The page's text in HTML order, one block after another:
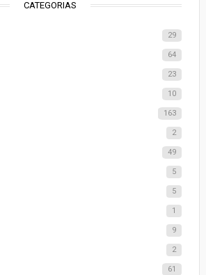
CATEGORIAS
29
64
23
10
163
2
49
5
5
1
9
2
61